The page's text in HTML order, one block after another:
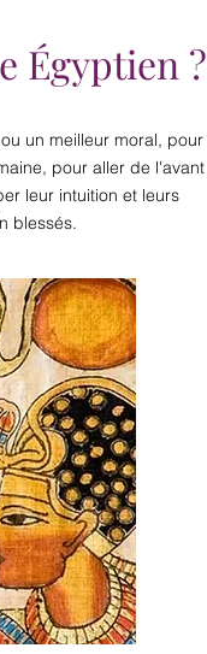
Égyptien ?
un meilleur moral, pour
pour aller de l'avant
leur intuition et leurs
blessés.